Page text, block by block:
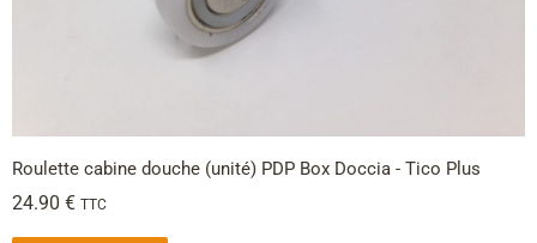
Roulette cabine douche (unité) PDP Box Doccia - Tico Plus
24.90 € TTC